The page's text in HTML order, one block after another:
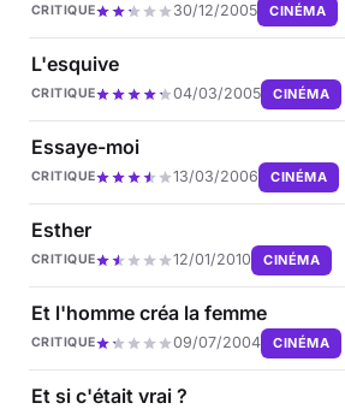
CRITIQUE 30/12/2005 CINÉMA
L'esquive
CRITIQUE 04/03/2005 CINÉMA
Essaye-moi
CRITIQUE 13/03/2006 CINÉMA
Esther
CRITIQUE 12/01/2010 CINÉMA
Et l'homme créa la femme
CRITIQUE 09/07/2004 CINÉMA
Et si c'était vrai ?